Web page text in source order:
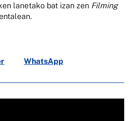
lanetako bat izan zen Filming
WhatsApp